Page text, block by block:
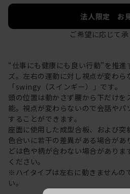
法人限定 お
ご希望に応じて承
“仕事にも健康にも良い行動”を推
ズ。左右の運動に対し視点が変わら
「swingy（スインギー）」です。
頭の位置は動かさず腰から下だけを
能。視点が変わらないので会話やパ
することができます。
座面に使用した成型合板、および突
色合いに若干の差異がある場合があ
どは色や柄が合わない場合があり
ください。
※ハイタイプは左右に動きませんの
い。